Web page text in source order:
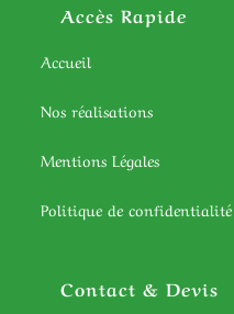
Accès Rapide
Accueil
Nos réalisations
Mentions Légales
Politique de confidentialité
Contact & Devis